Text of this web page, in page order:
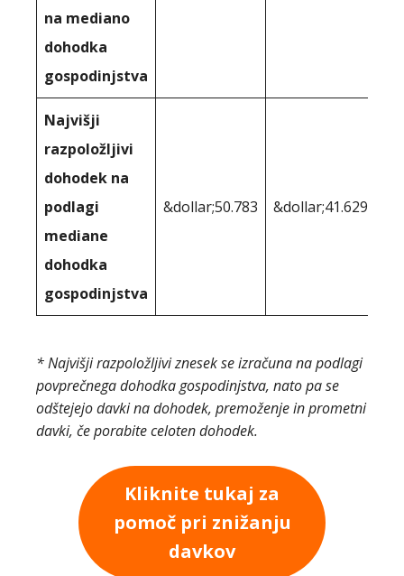
na mediano
dohodka
gospodinjstva
Najvišji
razpoložljivi
dohodek na
podlagi
mediane
dohodka
gospodinjstva
&dollar;50.783 &dollar;41.629
* Najvišji razpoložljivi znesek se izračuna na podlagi
povprečnega dohodka gospodinjstva, nato pa se
odštejejo davki na dohodek, premoženje in prometni
davki, če porabite celoten dohodek.
Kliknite tukaj za
pomoč pri znižanju
davkov